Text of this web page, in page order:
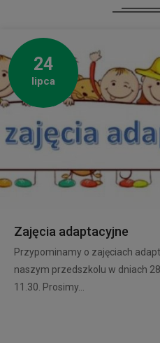
24
lipca
Zajęcia adaptacyjne
Przypominamy o zajęciach
naszym przedszkolu w dniach
11.30. Prosimy...